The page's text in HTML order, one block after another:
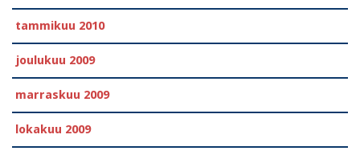
tammikuu 2010
joulukuu 2009
marraskuu 2009
lokakuu 2009